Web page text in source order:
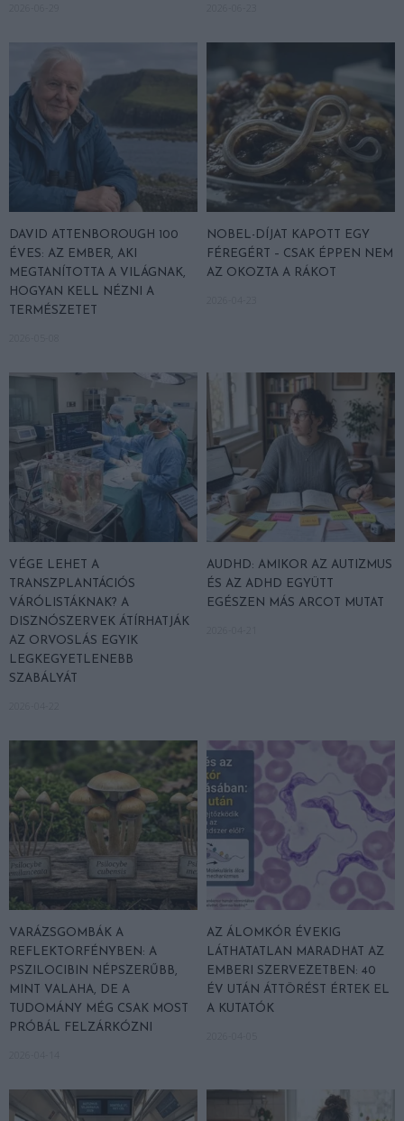
DAVID ATTENBOROUGH 100
ÉVES: AZ EMBER, AKI
MEGTANÍTOTTA A VILÁGNAK,
HOGYAN KELL NÉZNI A
TERMÉSZETET
NOBEL-DÍJAT KAPOTT EGY
FÉREGÉRT – CSAK ÉPPEN NEM
AZ OKOZTA A RÁKOT
VÉGE LEHET A
TRANSZPLANTÁCIÓS
VÁRÓLISTÁKNAK? A
DISZNÓSZERVEK ÁTÍRHATJÁK
AZ ORVOSLÁS EGYIK
LEGKEGYETLENEBB
SZABÁLYÁT
AUDHD: AMIKOR AZ AUTIZMUS
ÉS AZ ADHD EGYÜTT
EGÉSZEN MÁS ARCOT MUTAT
VARÁZSGOMBÁK A
REFLEKTORFÉNYBEN: A
PSZILOCIBIN NÉPSZERŰBB,
MINT VALAHA, DE A
TUDOMÁNY MÉG CSAK MOST
PRÓBÁL FELZÁRKÓZNI
AZ ÁLOMKÓR ÉVEKIG
LÁTHATATLAN MARADHAT AZ
EMBERI SZERVEZETBEN: 40
ÉV UTÁN ÁTTÖRÉST ÉRTEK EL
A KUTATÓK